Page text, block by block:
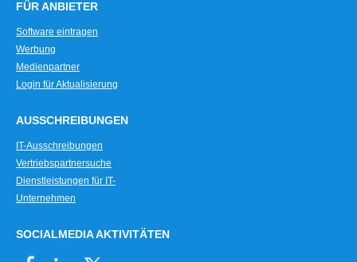
FÜR ANBIETER
Software eintragen
Werbung
Medienpartner
Login für Aktualisierung
AUSSCHREIBUNGEN
IT-Ausschreibungen
Vertriebspartnersuche
Dienstleistungen für IT-
Unternehmen
SOCIALMEDIA AKTIVITÄTEN